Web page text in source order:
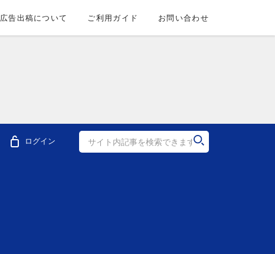
広告出稿について ご利用ガイド お問い合わせ
ログイン